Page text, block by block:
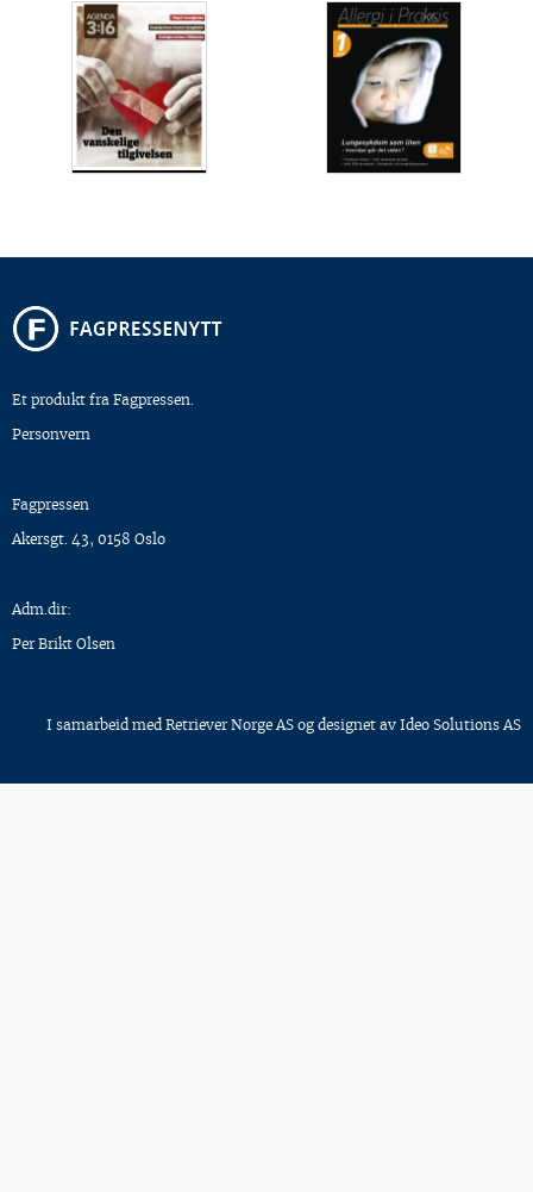
Et produkt fra Fagpressen.
Personvern
Fagpressen
Akersgt. 43, 0158 Oslo
Adm.dir:
Per Brikt Olsen
I samarbeid med Retriever Norge AS og designet av Ideo Solutions AS